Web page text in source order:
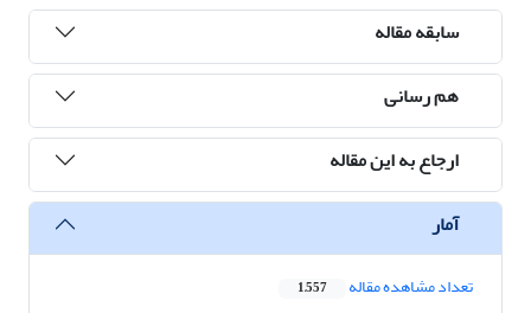
سابقه مقاله
هم رسانی
ارجاع به این مقاله
آمار
تعداد مشاهده مقاله 1,557